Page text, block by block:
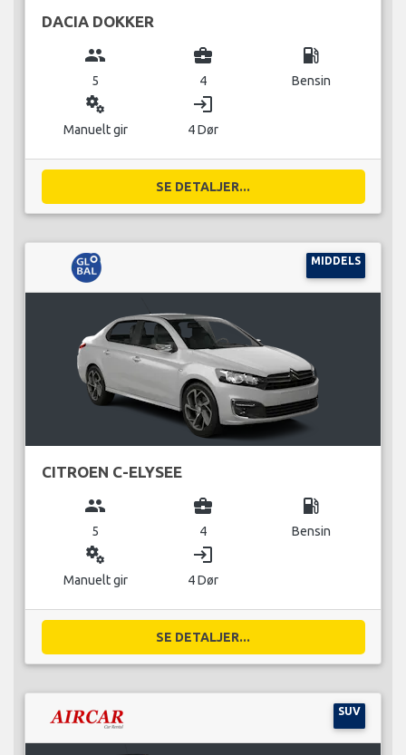
DACIA DOKKER
group
5
business_center
4
local_gas_station
Bensin
miscellaneous_services
Manuelt gir
login
4 Dør
SE DETALJER...
MIDDELS
CITROEN C-ELYSEE
group
5
business_center
4
local_gas_station
Bensin
miscellaneous_services
Manuelt gir
login
4 Dør
SE DETALJER...
SUV